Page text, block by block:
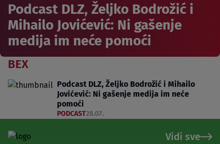
Podcast DLZ, Željko Bodrožić i
Mihailo Jovićević: Ni gašenje
medija im neće pomoći
BEX
Podcast DLZ, Željko Bodrožić i Mihailo
Jovićević: Ni gašenje medija im neće
pomoći
PODCAST28.07.
Vidi sve